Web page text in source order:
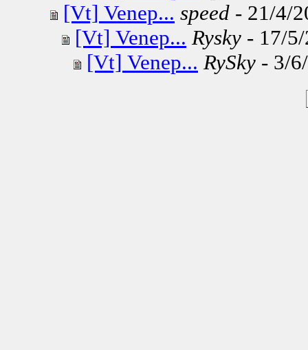
[Vt] Venep... speed - 21/4/
[Vt] Venep... Rysky - 17/
[Vt] Venep... RySky - 3/